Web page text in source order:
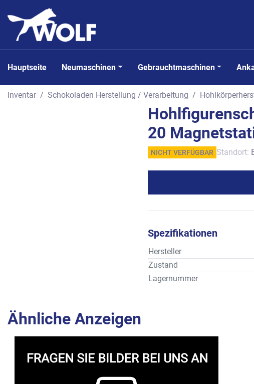
Hauptseite Neumaschinen Gebrauchtmaschinen
Inventar Schokoladen Herstellung / Verarbeitung
20
NICHT VERFÜGBAR Standort:
Spezifikationen
Hersteller
Zustand
Lagernummer
Ähnliche Anzeigen